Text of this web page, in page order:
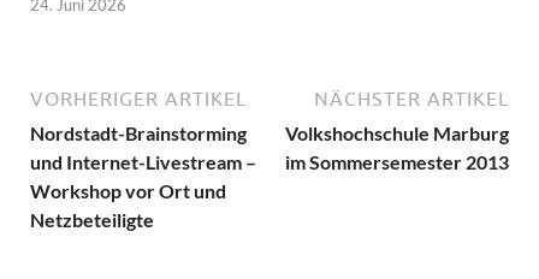
24. Juni 2026
VORHERIGER ARTIKEL
Nordstadt-Brainstorming
und Internet-Livestream –
Workshop vor Ort und
Netzbeteiligte
NÄCHSTER ARTIKEL
Volkshochschule Marburg
im Sommersemester 2013